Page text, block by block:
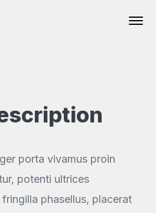
porta vivamus proin
potenti ultrices
phasellus, placerat